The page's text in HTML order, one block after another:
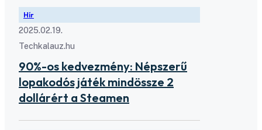
Hír
2025.02.19.
Techkalauz.hu
90%-os kedvezmény: Népszerű
lopakodós játék mindössze 2
dollárért a Steamen